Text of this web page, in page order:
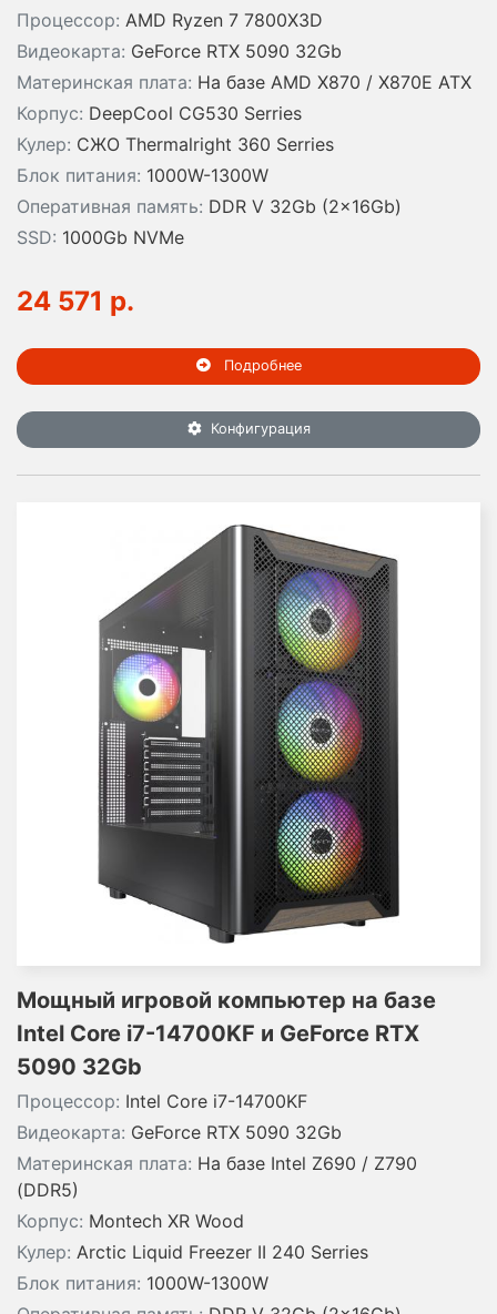
Процессор: AMD Ryzen 7 7800X3D
Видеокарта: GeForce RTX 5090 32Gb
Материнская плата: На базе AMD X870 / X870E ATX
Корпус: DeepCool CG530 Serries
Кулер: СЖО Thermalright 360 Serries
Блок питания: 1000W-1300W
Оперативная память: DDR V 32Gb (2x16Gb)
SSD: 1000Gb NVMe
24 571 р.
Подробнее
Конфигурация
Мощный игровой компьютер на базе
Intel Core i7-14700KF и GeForce RTX
5090 32Gb
Процессор: Intel Core i7-14700KF
Видеокарта: GeForce RTX 5090 32Gb
Материнская плата: На базе Intel Z690 / Z790
(DDR5)
Корпус: Montech XR Wood
Кулер: Arctic Liquid Freezer II 240 Serries
Блок питания: 1000W-1300W